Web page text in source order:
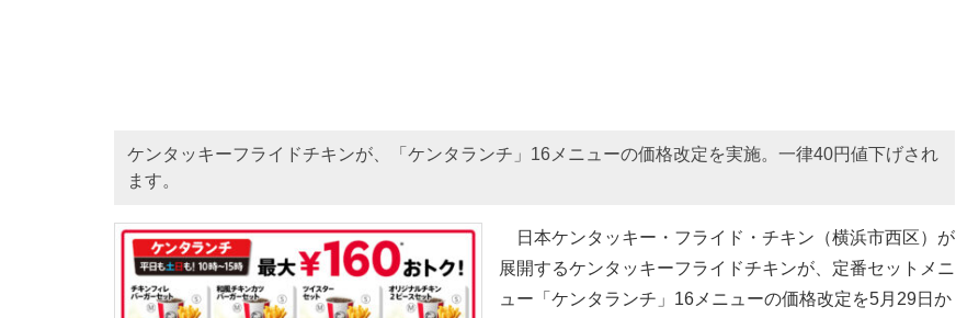
ケンタッキーフライドチキンが、「ケンタランチ」16メニューの価格改定を実施。一律40円値下げされ
ます。
日本ケンタッキー・フライド・チキン（横浜市西区）が
展開するケンタッキーフライドチキンが、定番セットメニ
ュー「ケンタランチ」16メニューの価格改定を5月29日か